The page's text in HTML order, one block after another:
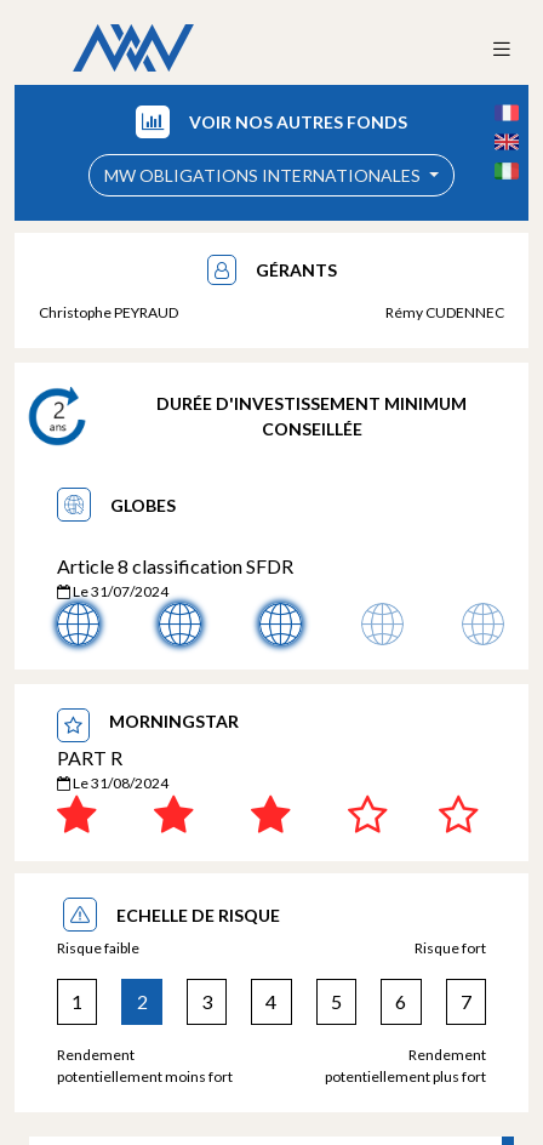
VOIR NOS AUTRES FONDS
MW OBLIGATIONS INTERNATIONALES
GÉRANTS
Christophe PEYRAUD Rémy CUDENNEC
DURÉE D'INVESTISSEMENT MINIMUM
CONSEILLÉE
GLOBES
Article 8 classification SFDR
Le 31/07/2024
MORNINGSTAR
PART R
Le 31/08/2024
ECHELLE DE RISQUE
Risque faible Risque fort
1 2 3 4 5 6 7
Rendement
potentiellement moins fort
Rendement
potentiellement plus fort